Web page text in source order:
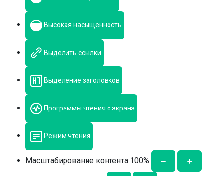
Высокая насыщенность
Выделить ссылки
Выделение заголовков
Программы чтения с экрана
Режим чтения
Масштабирование контента 100%